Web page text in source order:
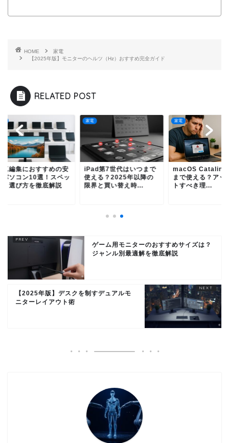
HOME
家電
【2025年版】モニターのヘルツ（Hz）おすすめ完全ガイド
RELATED POST
編集におすすめの安
ソコン10選！スペッ
選び方を徹底解説
家電
iPad第7世代はいつまで
使える？2025年以降の
限界と買い替え時...
家電
macOS Catalinaは
まで使える？アップ
トすべき理...
ゲーム用モニターのおすすめサイズは？
ジャンル別最適解を徹底解説
【2025年版】デスクを制すデュアルモ
ニターレイアウト術